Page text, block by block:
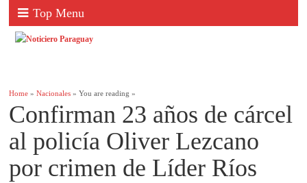
Top Menu
Home »Nacionales » You are reading »
Confirman 23 años de cárcel
al policía Oliver Lezcano
por crimen de Líder Ríos